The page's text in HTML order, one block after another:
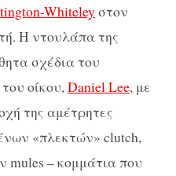
Whiteleyστον
Η ντουλάπα της
σχέδια του
οίκου, Daniel Lee, με
της αμέτρητες
«πλεκτών» clutch,
mules – κομμάτια που